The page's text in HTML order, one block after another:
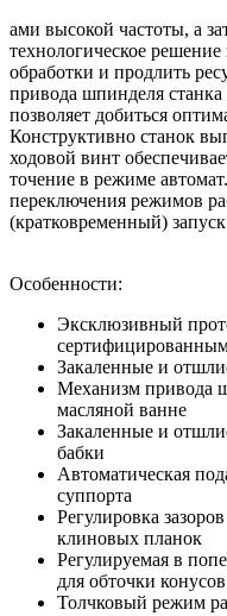
ами высокой частоты, а
технологическое
обработки и продлить
привода шпинделя
позволяет добиться
Конструктивно станок
ходовой винт
точение в режиме
переключения режимов
(кратковременный) запуск
Особенности:
Эксклюзивный
Закаленные и
Механизм привода
масляной ванне
Закаленные и
бабки
Автоматическая
суппорта
Регулировка
клиновых планок
Регулируемая в
для обточки конусов
Толчковый режим